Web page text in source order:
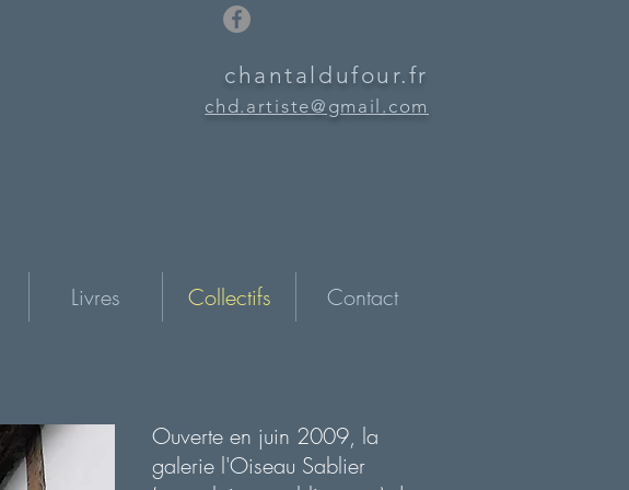
chantaldufour.fr
chd.artiste@gmail. com
Livres Collectifs Contact
Ouverte en juin 2009, la
galerie l'Oiseau Sablier